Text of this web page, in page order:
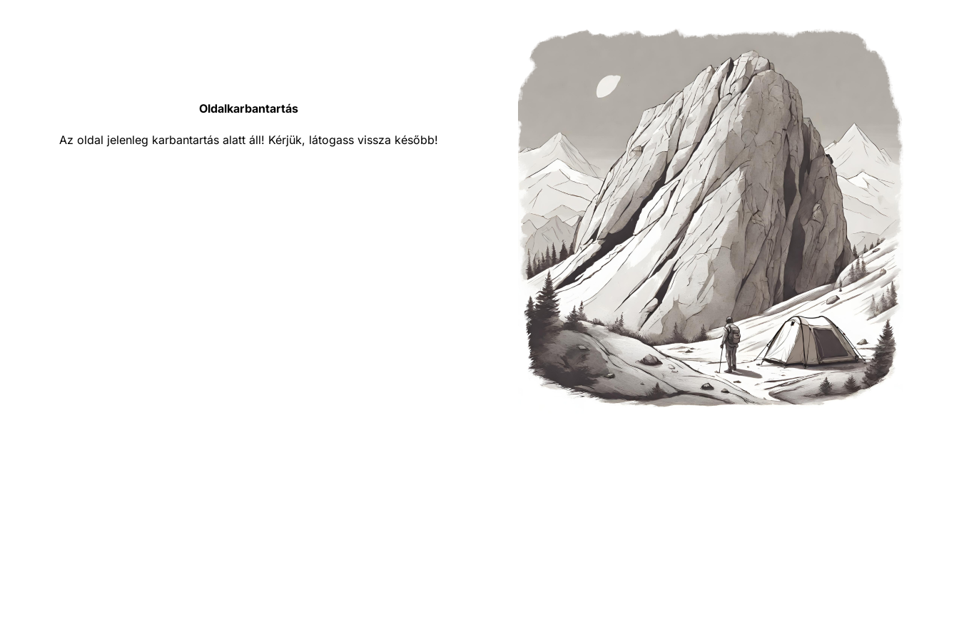
Oldalkarbantartás
Az oldal jelenleg karbantartás alatt áll! Kérjük, látogass vissza később!